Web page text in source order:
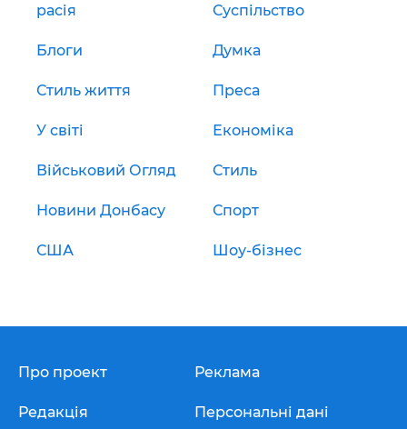
расія Суспільство
Блоги Думка
Стиль життя Преса
У світі Економіка
Військовий Огляд Стиль
Новини Донбасу Спорт
США Шоу-бізнес
Про проект
Редакція
Реклама
Персональні дані